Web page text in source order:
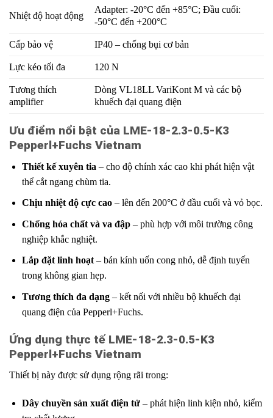
Nhiệt độ hoạt động
Adapter: -20°C đến +85°C; Đầu cuối:
-50°C đến +200°C
Cấp bảo vệ IP40 – chống bụi cơ bản
Lực kéo tối đa 120 N
Tương thích
amplifier
Dòng VL18LL VariKont M và các bộ
khuếch đại quang điện
Ưu điểm nổi bật của LME-18-2.3-0.5-K3
Pepperl+Fuchs Vietnam
Thiết kế xuyên tia – cho độ chính xác cao khi phát hiện vật
thể cắt ngang chùm tia.
Chịu nhiệt độ cực cao– lên đến 200°C ở đầu cuối và vỏ bọc.
Chống hóa chất và va đập– phù hợp với môi trường công
nghiệp khắc nghiệt.
Lắp đặt linh hoạt– bán kính uốn cong nhỏ, dễ định tuyến
trong không gian hẹp.
Tương thích đa dạng– kết nối với nhiều bộ khuếch đại
quang điện của Pepperl+Fuchs.
Ứng dụng thực tế LME-18-2.3-0.5-K3
Pepperl+Fuchs Vietnam
Thiết bị này được sử dụng rộng rãi trong:
Dây chuyền sản xuất điện tử– phát hiện linh kiện nhỏ, kiểm